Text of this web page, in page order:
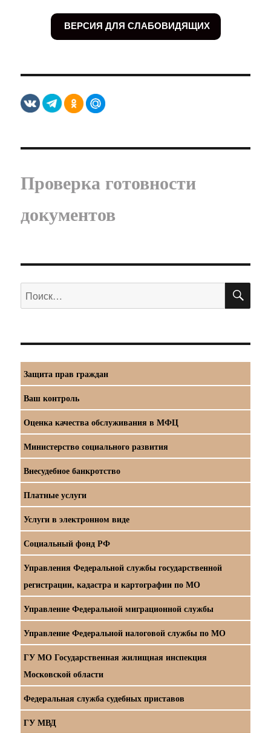
ВЕРСИЯ ДЛЯ СЛАБОВИДЯЩИХ
Проверка готовности
документов
Искать:
Защита прав граждан
Ваш контроль
Оценка качества обслуживания в МФЦ
Министерство социального развития
Внесудебное банкротство
Платные услуги
Услуги в электронном виде
Социальный фонд РФ
Управления Федеральной службы государственной
регистрации, кадастра и картографии по МО
Управление Федеральной миграционной службы
Управление Федеральной налоговой службы по МО
ГУ МО Государственная жилищная инспекция
Московской области
Федеральная служба судебных приставов
ГУ МВД